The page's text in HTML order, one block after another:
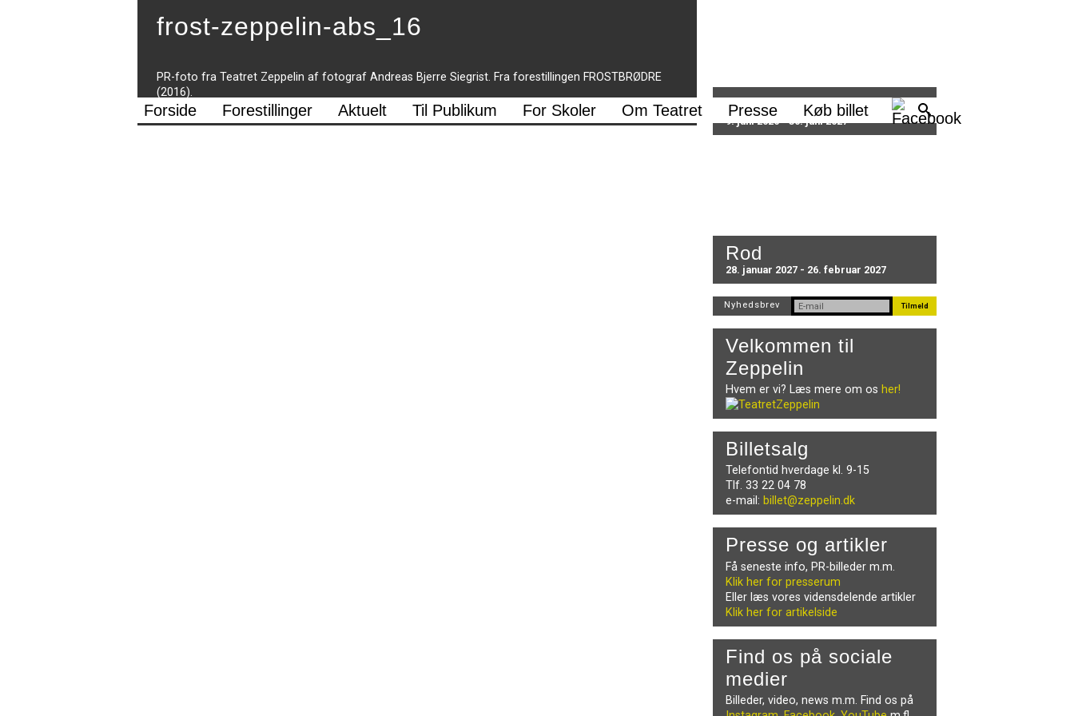
Forside Forestillinger Aktuelt Til Publikum For Skoler Om Teatret Presse Køb billet
frost-zeppelin-abs_16
PR-foto fra Teatret Zeppelin af fotograf Andreas Bjerre Siegrist. Fra forestillingen FROSTBRØDRE
(2016).
Sæson 2026/27
9. juni 2026 - 30. juni 2027
Rod
28. januar 2027 - 26. februar 2027
Nyhedsbrev
Velkommen til
Zeppelin
Hvem er vi? Læs mere om os her!
Billetsalg
Telefontid hverdage kl. 9-15
Tlf. 33 22 04 78
e-mail: billet@zeppelin.dk
Presse og artikler
Få seneste info, PR-billeder m.m.
Klik her for presserum
Eller læs vores vidensdelende artikler
Klik her for artikelside
Find os på sociale
medier
Billeder, video, news m.m. Find os på